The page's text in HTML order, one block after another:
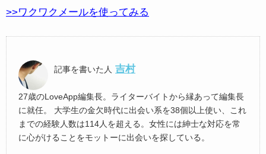
>>ワクワクメールを使ってみる
記事を書いた人 吉村
27歳のLoveApp編集長。ライターバイトから縁あって編集長
に就任。 大学生の金欠時代に出会い系を38個以上使い、これ
までの経験人数は114人を超える。女性には紳士な対応を常
に心がけることをモットーに出会いを探している。